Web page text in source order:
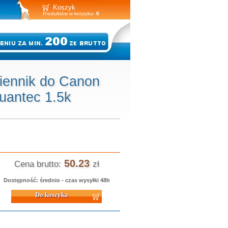
Koszyk
Produktów w koszyku: 0
do Canon
1.5k
Cena brutto: 50.23 zł
Dostępność: średnio - czas wysyłki 48h
koszyka